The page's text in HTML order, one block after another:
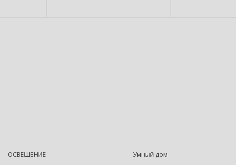
ОСВЕЩЕНИЕ
Умный дом